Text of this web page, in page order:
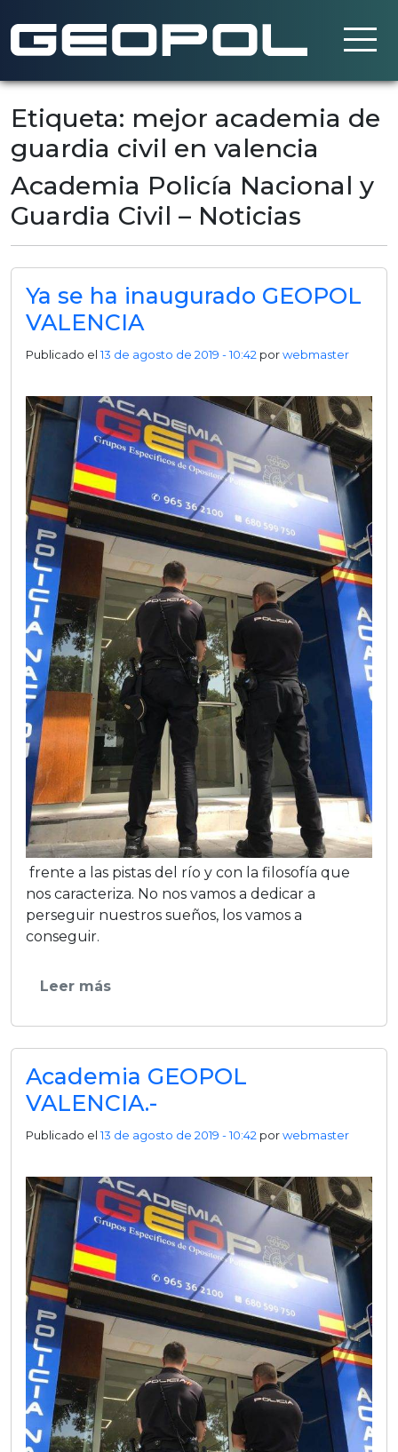
Saltar al contenido principal
Etiqueta: mejor academia de
guardia civil en valencia
Academia Policía Nacional y
Guardia Civil – Noticias
Ya se ha inaugurado GEOPOL
VALENCIA
Publicado el13 de agosto de 2019 - 10:42 porwebmaster
frente a las pistas del rí­o y con la filosofí­a que
nos caracteriza. No nos vamos a dedicar a
perseguir nuestros sueños, los vamos a
conseguir.
Leer más
Academia GEOPOL
VALENCIA.-
Publicado el13 de agosto de 2019 - 10:42 porwebmaster